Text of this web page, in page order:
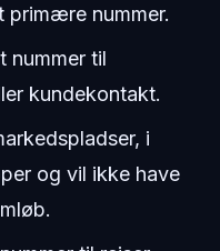
primære nummer.
nummer til
kundekontakt.
i
og vil ikke have